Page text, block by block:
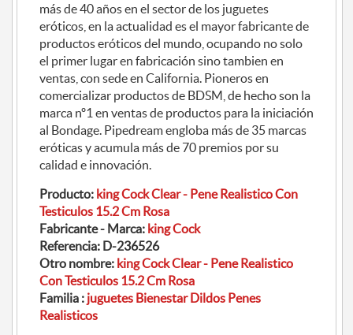
más de 40 años en el sector de los juguetes
eróticos, en la actualidad es el mayor fabricante de
productos eróticos del mundo, ocupando no solo
el primer lugar en fabricación sino tambien en
ventas, con sede en California. Pioneros en
comercializar productos de BDSM, de hecho son la
marca nº1 en ventas de productos para la iniciación
al Bondage. Pipedream engloba más de 35 marcas
eróticas y acumula más de 70 premios por su
calidad e innovación.
Producto: king Cock Clear - Pene Realistico Con
Testiculos 15.2 Cm Rosa
Fabricante - Marca: king Cock
Referencia: D-236526
Otro nombre: king Cock Clear - Pene Realistico
Con Testiculos 15.2 Cm Rosa
Familia : juguetes Bienestar Dildos Penes
Realisticos